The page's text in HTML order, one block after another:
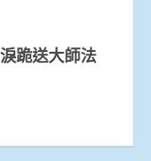
跪送大師法